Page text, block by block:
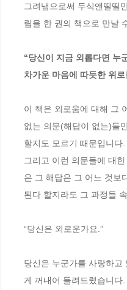
그려냄으로써 두식앤띨띨
림을 한 권의 책으로 만날
“당신이 지금 외롭다면 누
차가운 마음에 따듯한 위
이 책은 외로움에 대해 그
없는 의문(해답이 없는)들
할지도 모르기 때문입니다.
그리고 이런 의문들에 대
은 그 해답은 그 어느 것보
된다 할지라도 그 과정들
“당신은 외로운가요.”
당신은 누군가를 사랑하
게 꺼내어 들려드렸습니다.